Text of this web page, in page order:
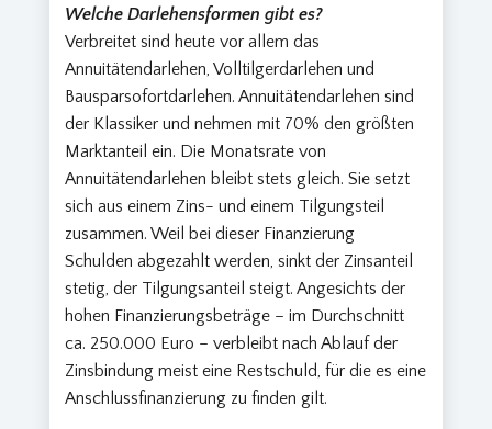
Welche Darlehensformen gibt es?
Verbreitet sind heute vor allem das
Annuitätendarlehen, Volltilgerdarlehen und
Bausparsofortdarlehen. Annuitätendarlehen sind
der Klassiker und nehmen mit 70% den größten
Marktanteil ein. Die Monatsrate von
Annuitätendarlehen bleibt stets gleich. Sie setzt
sich aus einem Zins- und einem Tilgungsteil
zusammen. Weil bei dieser Finanzierung
Schulden abgezahlt werden, sinkt der Zinsanteil
stetig, der Tilgungsanteil steigt. Angesichts der
hohen Finanzierungsbeträge – im Durchschnitt
ca. 250.000 Euro – verbleibt nach Ablauf der
Zinsbindung meist eine Restschuld, für die es eine
Anschlussfinanzierung zu finden gilt.